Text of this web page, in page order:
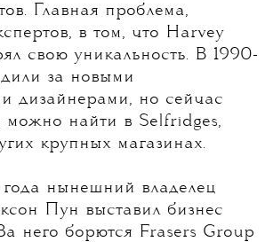
Главная проблема,
в том, что Harvey
свою уникальность. В 1990-
за новыми
дизайнерами, но сейчас
можно найти в Selfridges,
крупных магазинах.
нынешний владелец
Пун выставил бизнес
него борются Frasers Group